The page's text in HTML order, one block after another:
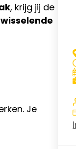
, krijg jij de
Je